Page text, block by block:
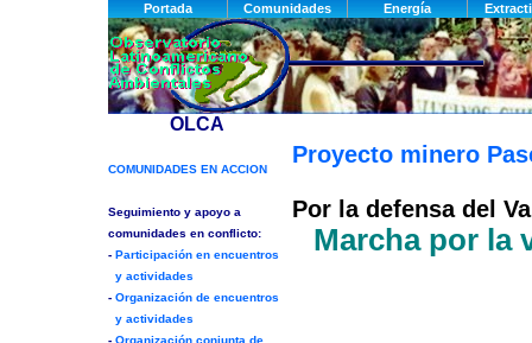
Proyecto minero
Por la defensa del
Marcha por la